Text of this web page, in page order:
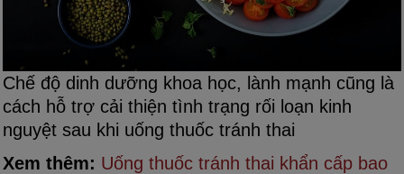
Chế độ dinh dưỡng khoa học, lành mạnh cũng là
cách hỗ trợ cải thiện tình trạng rối loạn kinh
nguyệt sau khi uống thuốc tránh thai
Xem thêm: Uống thuốc tránh thai khẩn cấp bao